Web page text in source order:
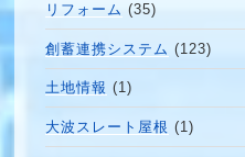
リフォーム (35)
創蓄連携システム (123)
土地情報 (1)
大波スレート屋根 (1)